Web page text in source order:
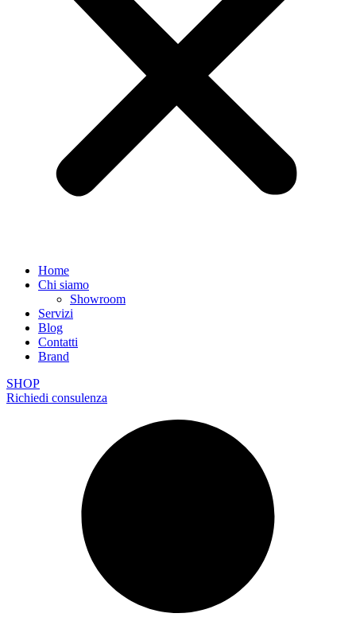
Home
Chi siamo
Showroom
Servizi
Blog
Contatti
Brand
SHOP
Richiedi consulenza